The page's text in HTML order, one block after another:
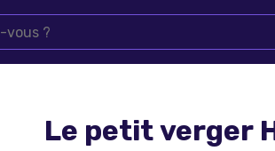
Le petit verger